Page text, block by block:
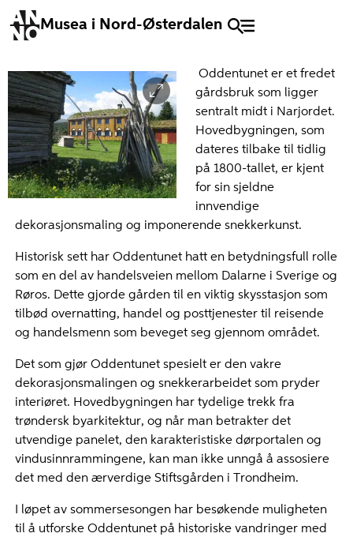
Musea i Nord-Østerdalen
Oddentunet er et fredet
gårdsbruk som ligger
sentralt midt i Narjordet.
Hovedbygningen, som
dateres tilbake til tidlig
på 1800-tallet, er kjent
for sin sjeldne
innvendige
dekorasjonsmaling og imponerende snekkerkunst.
Historisk sett har Oddentunet hatt en betydningsfull rolle
som en del av handelsveien mellom Dalarne i Sverige og
Røros. Dette gjorde gården til en viktig skysstasjon som
tilbød overnatting, handel og posttjenester til reisende
og handelsmenn som beveget seg gjennom området.
Det som gjør Oddentunet spesielt er den vakre
dekorasjonsmalingen og snekkerarbeidet som pryder
interiøret. Hovedbygningen har tydelige trekk fra
trøndersk byarkitektur, og når man betrakter det
utvendige panelet, den karakteristiske dørportalen og
vindusinnrammingene, kan man ikke unngå å assosiere
det med den ærverdige Stiftsgården i Trondheim.
I løpet av sommersesongen har besøkende muligheten
til å utforske Oddentunet på historiske vandringer med